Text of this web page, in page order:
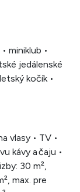
miniklub •
jedálenské
kočík •
vlasy • TV •
kávy a čaju •
30 m²,
max. pre